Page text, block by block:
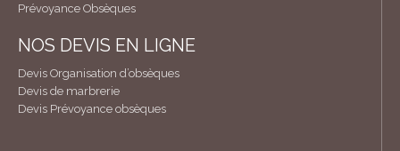
Prévoyance Obsèques
NOS DEVIS EN LIGNE
Devis Organisation d’obsèques
Devis de marbrerie
Devis Prévoyance obsèques